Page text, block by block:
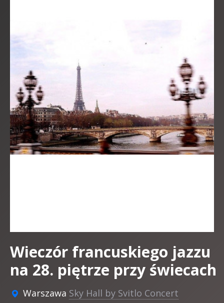
Wieczór francuskiego jazzu
na 28. piętrze przy świecach
Warszawa Sky Hall by Svitlo Concert